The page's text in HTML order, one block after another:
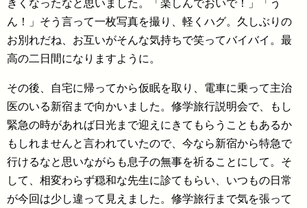
きくなったなと思いました。「楽しんでおいで！」「う
ん！」そう言って一枚写真を撮り、軽くハグ。久しぶりの
お別れだね、お互いがそんな気持ちで笑ってバイバイ。最
高の二日間になりますように。
その後、自宅に帰ってから仮眠を取り、電車に乗って主治
医のいる新宿まで向かいました。修学旅行説明会で、もし
緊急の時があれば日光まで迎えにきてもらうこともあるか
もしれませんと言われていたので、今なら新宿から特急で
行けるなと思いながらも息子の無事を祈ることにして。そ
して、相変わらず穏和な先生に診てもらい、いつもの日常
が今回は少し違って見えました。修学旅行まで気を張って